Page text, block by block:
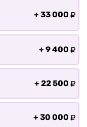
+ 33 000
+ 9 400
+ 22 500
+ 30 000